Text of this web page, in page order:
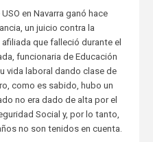
en Navarra ganó hace
un juicio contra la
que falleció durante el
funcionaria de Educación
vida laboral dando clase de
como es sabido, hubo un
no era dado de alta por el
Social y, por lo tanto,
no son tenidos en cuenta.